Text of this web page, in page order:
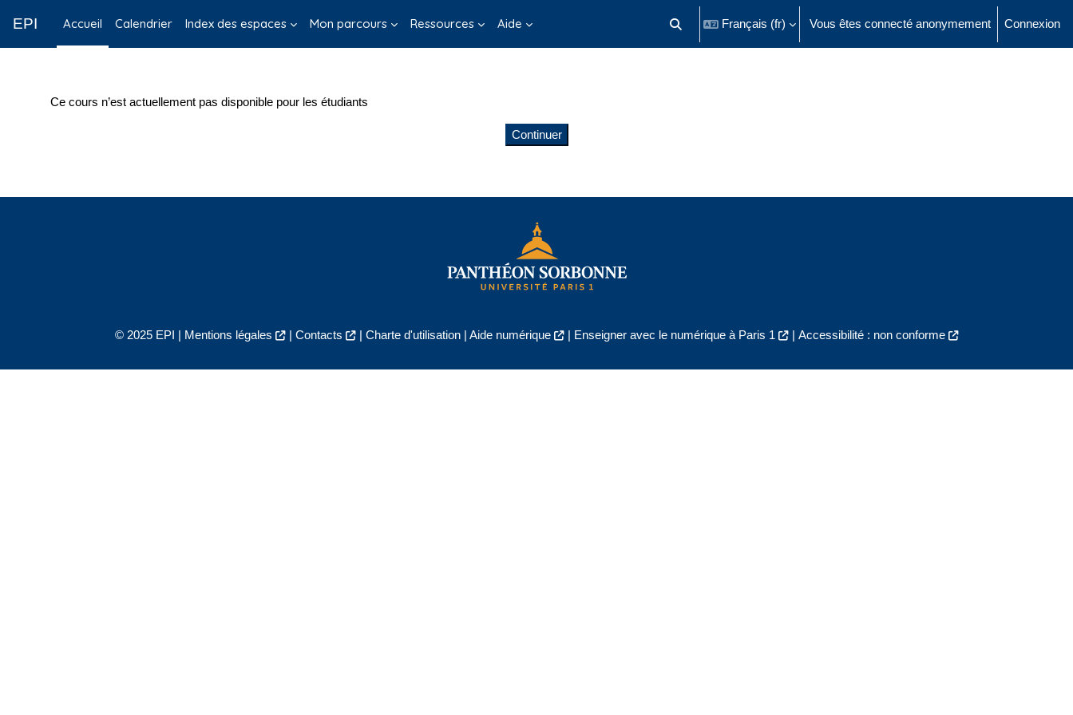
EPI Accueil Calendrier Index des espaces Mon parcours Ressources Aide Activer/désactiver la saisie de recherche
Français ‎(fr)‎ Vous êtes connecté anonymement Connexion
Ce cours n’est actuellement pas disponible pour les étudiants
Continuer
© 2025 EPI | Mentions légales | Contacts | Charte d'utilisation| Aide numérique | Enseigner avec le numérique à Paris 1 | Accessibilité : non conforme